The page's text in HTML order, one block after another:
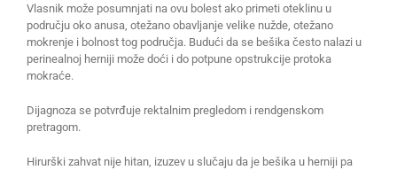
Vlasnik može posumnjati na ovu bolest ako primeti oteklinu u
području oko anusa, otežano obavljanje velike nužde, otežano
mokrenje i bolnost tog područja. Budući da se bešika često nalazi u
perinealnoj herniji može doći i do potpune opstrukcije protoka
mokraće.
Dijagnoza se potvrđuje rektalnim pregledom i rendgenskom
pretragom.
Hirurški zahvat nije hitan, izuzev u slučaju da je bešika u herniji pa